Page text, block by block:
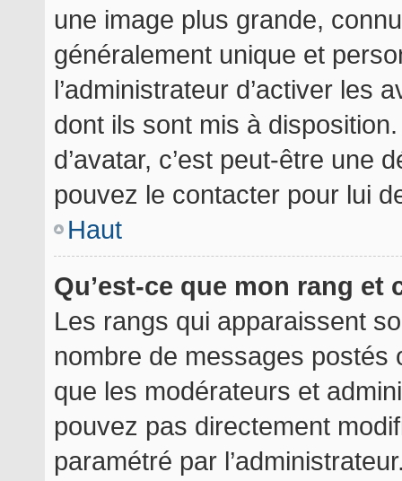
une image plus grande,
généralement unique et
l’administrateur d’activer les
dont ils sont mis à
d’avatar, c’est peut-être une
pouvez le contacter pour lui
Haut
Qu’est-ce que mon rang
Les rangs qui apparaissent
nombre de messages postés
que les modérateurs et
pouvez pas directement
paramétré par